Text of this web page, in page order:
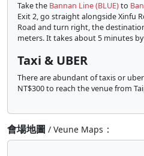
Take the Bannan Line (BLUE)to
Exit 2, go straight alongside Xinfu
Road and turn right, the
meters. It takes about 5 minutes
Taxi & UBER
There are abundant of taxis or
NT$300 to reach the venue from
會場地圖 / Veune Maps ：